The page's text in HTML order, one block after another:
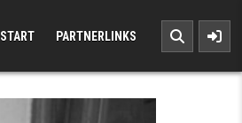
START PARTNERLINKS